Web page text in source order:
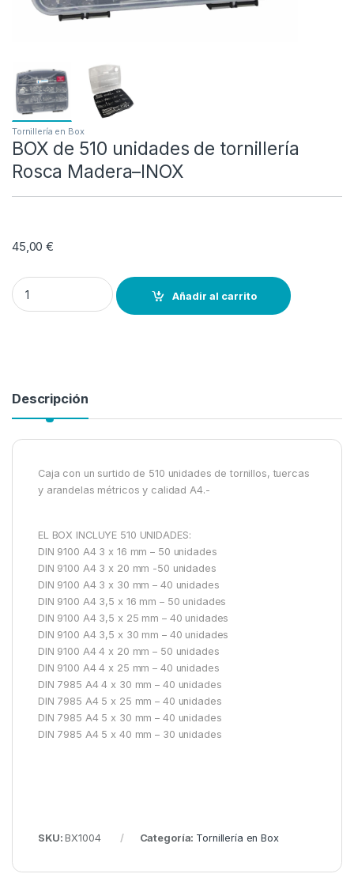
Tornillería en Box
BOX de 510 unidades de tornillería
Rosca Madera–INOX
45,00€
BOX de 510 unidades de tornillería Rosca Madera--INOX quantity
Añadir al carrito
Descripción
Caja con un surtido de 510 unidades de tornillos, tuercas
y arandelas métricos y calidad A4.-
EL BOX INCLUYE 510 UNIDADES:
DIN 9100 A4 3 x 16 mm – 50 unidades
DIN 9100 A4 3 x 20 mm -50 unidades
DIN 9100 A4 3 x 30 mm – 40 unidades
DIN 9100 A4 3,5 x 16 mm – 50 unidades
DIN 9100 A4 3,5 x 25 mm – 40 unidades
DIN 9100 A4 3,5 x 30 mm – 40 unidades
DIN 9100 A4 4 x 20 mm – 50 unidades
DIN 9100 A4 4 x 25 mm – 40 unidades
DIN 7985 A4 4 x 30 mm – 40 unidades
DIN 7985 A4 5 x 25 mm – 40 unidades
DIN 7985 A4 5 x 30 mm – 40 unidades
DIN 7985 A4 5 x 40 mm – 30 unidades
SKU:BX1004 Categoría: Tornillería en Box